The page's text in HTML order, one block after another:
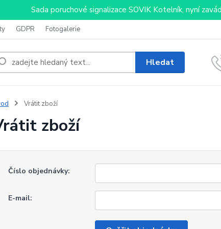
Sada poruchové signalizace SOVIK Kotelník, nyní
GDPR Fotogalerie
Hledat
Vrátit zboží
zboží
Číslo objednávky:
E-mail: